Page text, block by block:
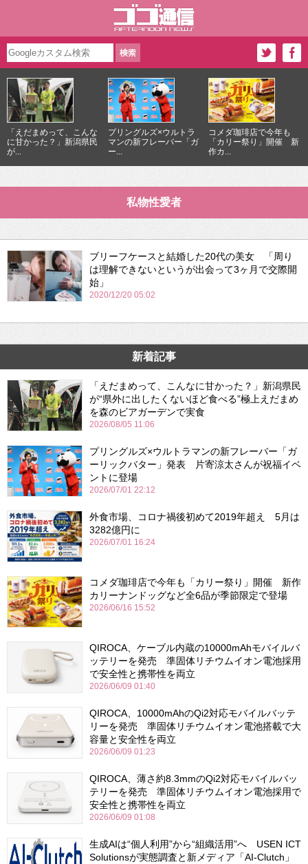
「えだまめって、こんな
に甘かった？」新潟県民
が...
プリングルズ×ウルトラ
マンの新フレーバー「ガ
ー...
コメダ珈琲店で今年も
「カリー祭り」開催 新
作カ...
私物性愛者
ブリーフケースと結婚した20代の美女 「周り
は理解できないというが出会って3ヶ月で交際開
始」
2020/12/20 05:02
新着記事
「えだまめって、こんなに甘かった？」新潟県民
が“県外に出したくないほど食べる”極上えだまめ
を森のビアガーデンで実食
2026/08/05 11:06
プリングルズ×ウルトラマンの新フレーバー「ガ
ーリックバター」発表 片寄涼太さんが祝福イベ
ントに登場
2026/07/01 22:12
外食市場、コロナ禍後初めて2019年超え 5月は
3282億円に
2026/07/01 16:24
コメダ珈琲店で今年も「カリー祭り」開催 新作
カリーナンドッグなど全6品が季節限定で登場
2026/06/16 15:52
QIROCA、ケーブル内蔵の10000mAhモバイルバ
ッテリーを発売 準固体リチウムイオン電池採用
で安全性と携帯性を両立
2026/06/09 01:40
QIROCA、10000mAhのQi2対応モバイルバッテ
リーを発売 準固体リチウムイオン電池搭載で大
容量と安全性を両立
2026/06/09 01:23
QIROCA、薄さ約8.3mmのQi2対応モバイルバッ
テリーを発売 準固体リチウムイオン電池採用で
安全性と携帯性を両立
2026/06/09 01:08
生成AIは“個人利用”から“組織活用”へ USEN ICT
Solutionsが実態調査と新メディア「AI-Clutch」